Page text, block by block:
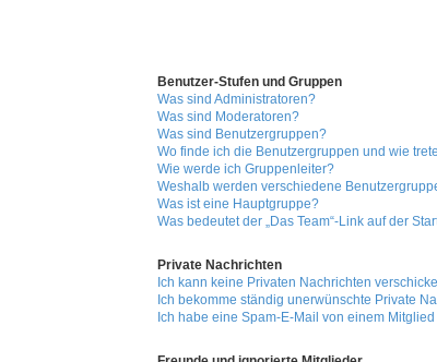
Benutzer-Stufen und Gruppen
Was sind Administratoren?
Was sind Moderatoren?
Was sind Benutzergruppen?
Wo finde ich die Benutzergruppen und wie
Wie werde ich Gruppenleiter?
Weshalb werden verschiedene
Was ist eine Hauptgruppe?
Was bedeutet der „Das Team“-Link auf der
Private Nachrichten
Ich kann keine Privaten Nachrichten
Ich bekomme ständig unerwünschte Private
Ich habe eine Spam-E-Mail von einem